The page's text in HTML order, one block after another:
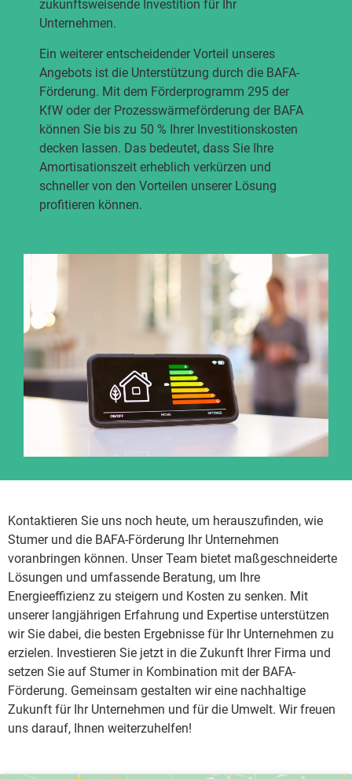
zukunftsweisende Investition für Ihr
Unternehmen.
Ein weiterer entscheidender Vorteil unseres
Angebots ist die Unterstützung durch die BAFA-
Förderung. Mit dem Förderprogramm 295 der
KfW oder der Prozesswärmeförderung der BAFA
können Sie bis zu 50 % Ihrer Investitionskosten
decken lassen. Das bedeutet, dass Sie Ihre
Amortisationszeit erheblich verkürzen und
schneller von den Vorteilen unserer Lösung
profitieren können.
Kontaktieren Sie uns noch heute, um herauszufinden, wie
Stumer und die BAFA-Förderung Ihr Unternehmen
voranbringen können. Unser Team bietet maßgeschneiderte
Lösungen und umfassende Beratung, um Ihre
Energieeffizienz zu steigern und Kosten zu senken. Mit
unserer langjährigen Erfahrung und Expertise unterstützen
wir Sie dabei, die besten Ergebnisse für Ihr Unternehmen zu
erzielen. Investieren Sie jetzt in die Zukunft Ihrer Firma und
setzen Sie auf Stumer in Kombination mit der BAFA-
Förderung. Gemeinsam gestalten wir eine nachhaltige
Zukunft für Ihr Unternehmen und für die Umwelt. Wir freuen
uns darauf, Ihnen weiterzuhelfen!